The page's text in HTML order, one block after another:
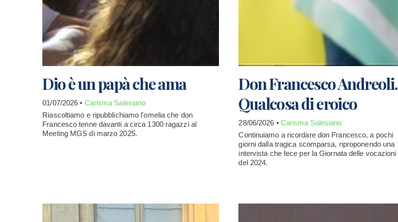
Dio è un papà che ama
01/07/2026 • Carisma Salesiano
Riascoltiamo e ripubblichiamo l'omelia che don
Francesco tenne davanti a circa 1300 ragazzi al
Meeting MGS di marzo 2025.
Don Francesco Andreoli.
Qualcosa di eroico
28/06/2026 • Carisma Salesiano
Continuiamo a ricordare don Francesco, a pochi
giorni dalla tragica scomparsa, riproponendo una
intervista che fece per la Giornata delle vocazioni
del 2024.